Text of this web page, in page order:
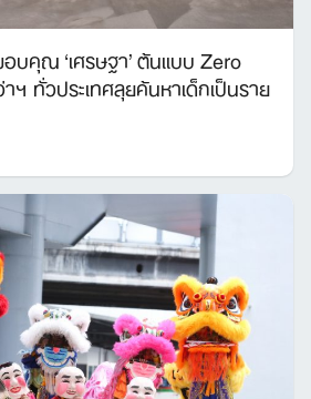
บคุณ ‘เศรษฐา’ ต้นแบบ Zero
ทั่วประเทศลุยค้นหาเด็กเป็นราย